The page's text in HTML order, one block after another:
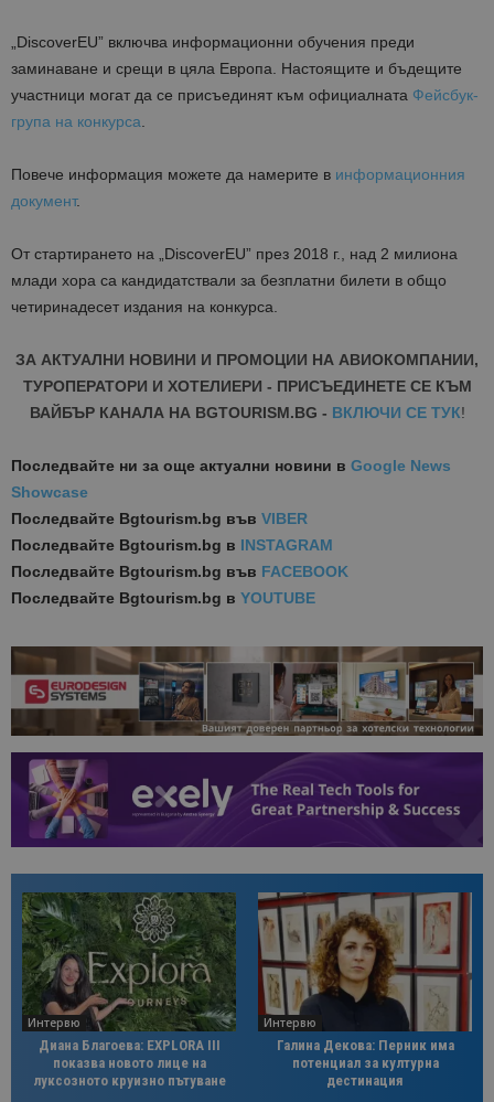
„DiscoverEU” включва информационни обучения преди
заминаване и срещи в цяла Европа. Настоящите и бъдещите
участници могат да се присъединят към официалната Фейсбук-
група на конкурса.
Повече информация можете да намерите в информационния
документ.
От стартирането на „DiscoverEU” през 2018 г., над 2 милиона
млади хора са кандидатствали за безплатни билети в общо
четиринадесет издания на конкурса.
ЗА АКТУАЛНИ НОВИНИ И ПРОМОЦИИ НА АВИОКОМПАНИИ,
ТУРОПЕРАТОРИ И ХОТЕЛИЕРИ - ПРИСЪЕДИНЕТЕ СЕ КЪМ
ВАЙБЪР КАНАЛА НА BGTOURISM.BG - ВКЛЮЧИ СЕ ТУК!
Последвайте ни за още актуални новини в Google News
Showcase
Последвайте Bgtourism.bg във VIBER
Последвайте Bgtourism.bg в INSTAGRAM
Последвайте Bgtourism.bg във FACEBOOK
Последвайте Bgtourism.bg в YOUTUBE
Интервю
Диана Благоева: EXPLORA III
показва новото лице на
луксозното круизно пътуване
Интервю
Галина Декова: Перник има
потенциал за културна
дестинация